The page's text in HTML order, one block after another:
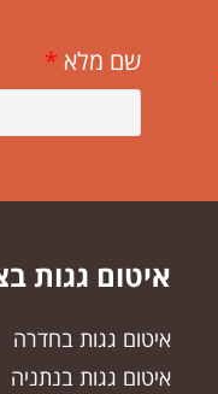
שם מלא *
איטום גגות
איטום גגות בחדרה
איטום גגות בנתניה